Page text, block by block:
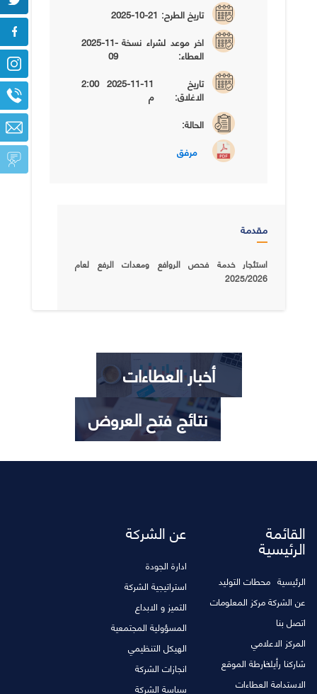
تاريخ الطرح: 2025-10-21
اخر موعد لشراء نسخة
العطاء:
2025-11-
09
تاريخ
الاغلاق:
2025-11-11 2:00
م
الحالة:
مرفق
مقدمة
استئجار خدمة فحص الروافع ومعدات الرفع لعام
2025/2026
أخبار العطاءات
نتائج فتح العروض
القائمة
الرئيسية
الرئيسية محطات التوليد
عن الشركةمركز المعلومات
اتصل بنا
المركز الاعلامي
شاركنا رأيكخارطة الموقع
الاستدامة العطاءات
عن الشركة
ادارة الجودة
استراتيجية الشركة
التميز و الابداع
المسؤولية المجتمعية
الهيكل التنظيمي
انجازات الشركة
سياسة الشركة